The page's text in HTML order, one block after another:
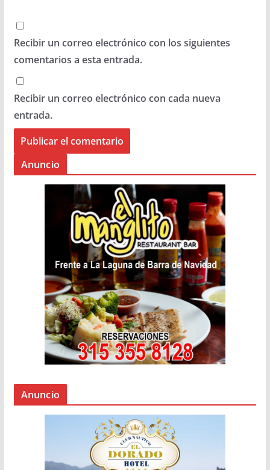
Recibir un correo electrónico con los siguientes
comentarios a esta entrada.
Recibir un correo electrónico con cada nueva
entrada.
Anuncio
Anuncio